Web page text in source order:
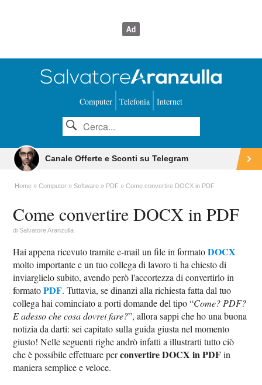
Computer Telefonia Internet
Canale Offerte e Sconti su Telegram
Home Computer Software PDF Come convertire DOCX in PDF
Come convertire DOCX in PDF
diSalvatore Aranzulla
Hai appena ricevuto tramite e-mail un file in formatoDOCX
molto importante e un tuo collega di lavoro ti ha chiesto di
inviarglielo subito, avendo però l'accortezza di convertirlo in
formatoPDF. Tuttavia, se dinanzi alla richiesta fatta dal tuo
collega hai cominciato a porti domande del tipo “Come? PDF?
E adesso che cosa dovrei fare?”, allora sappi che ho una buona
notizia da darti: sei capitato sulla guida giusta nel momento
giusto! Nelle seguenti righe andrò infatti a illustrarti tutto ciò
che è possibile effettuare perconvertire DOCX in PDFin
maniera semplice e veloce.